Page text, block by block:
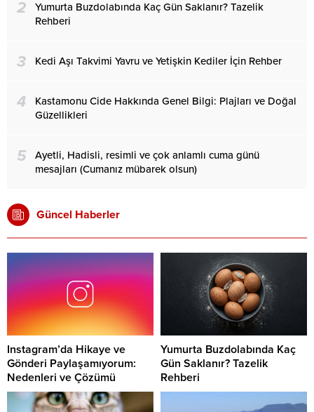
2
Yumurta Buzdolabında Kaç Gün Saklanır? Tazelik
Rehberi
3 Kedi Aşı Takvimi Yavru ve Yetişkin Kediler İçin Rehber
4
Kastamonu Cide Hakkında Genel Bilgi: Plajları ve Doğal
Güzellikleri
5
Ayetli, Hadisli, resimli ve çok anlamlı cuma günü
mesajları (Cumanız mübarek olsun)
Güncel Haberler
Instagram’da Hikaye ve
Gönderi Paylaşamıyorum:
Nedenleri ve Çözümü
Yumurta Buzdolabında Kaç
Gün Saklanır? Tazelik
Rehberi